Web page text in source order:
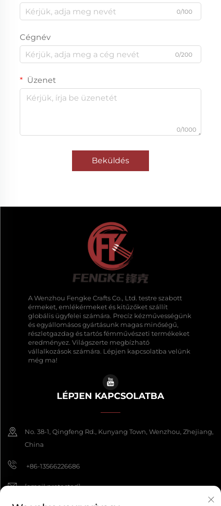
0/100
Cégnév
0/200
Üzenet
0/1000
Beküldés
A Wenzhou Fengke Crafts Co., Ltd. testre szabott
érmeket, emlékérmeket és kitűzőket szállít
globális ügyfelei számára. Precíz kézművességünk
és egyállomásos gyártásunk magas minőségű,
részletgazdag és tartós fémművészeti termékeket
eredményez. Világszerte megbízható
vállalkozások számára. Lépjen kapcsolatba velünk
még ma!
LÉPJEN KAPCSOLATBA
No. 38-1, Qingfeng Rd., Kunyang Town, Wenzhou, Zhejiang,
China
+86-13566226686
[email protected]